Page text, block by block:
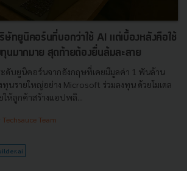
ทยูนิคอร์นที่บอกว่าใช้ AI แต่เบื้องหลังคือใช้
นมากมาย สุดท้ายต้องยื่นล้มละลาย
ดับยูนิคอร์นจากอังกฤษที่เคยมีมูลค่า 1 พันล้าน
นรายใหญ่อย่าง Microsoft ร่วมลงทุน ด้วยโมเดล
ห้ลูกค้าสร้างแอปพลิ...
Techsauce Team